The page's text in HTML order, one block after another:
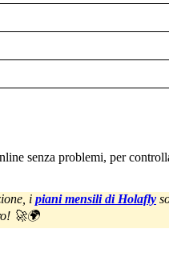
senza problemi, per
i piani mensili di Holafly
🚀🌍